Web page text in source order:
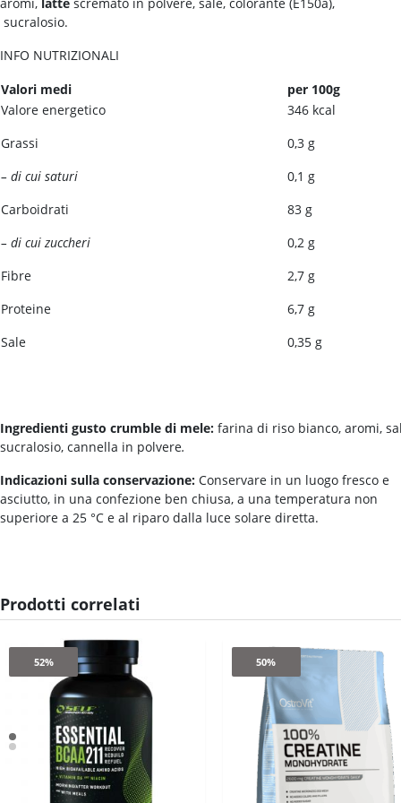
sucralosio.
INFO NUTRIZIONALI
Valori medi
per 100g
Valore energetico
Grassi
– di cui saturi
Carboidrati
– di cui zuccheri
Fibre
Proteine
Sale
346 kcal
0,3 g
0,1 g
83 g
0,2 g
2,7 g
6,7 g
0,35 g
Ingredienti gusto crumble di mele: farina di riso bianco, aromi,
sucralosio, cannella in polvere.
Indicazioni sulla conservazione: Conservare in un luogo fresco e
asciutto, in una confezione ben chiusa, a una temperatura non
superiore a 25 °C e al riparo dalla luce solare diretta.
Prodotti correlati
52% 50%